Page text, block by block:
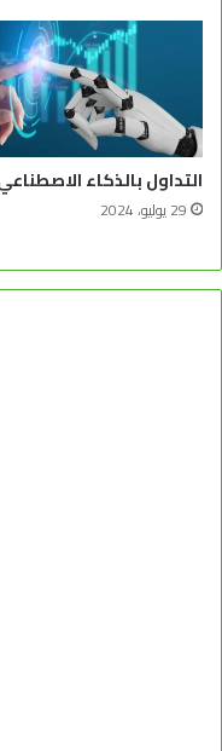
التداول بالذكاء
29 يوليو، 2024